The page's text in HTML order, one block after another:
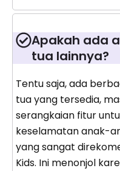
Apakah ada
tua lainnya?
Tentu saja, ada
tua yang tersedia,
serangkaian fitur
keselamatan anak-
yang sangat
Kids. Ini menonjol